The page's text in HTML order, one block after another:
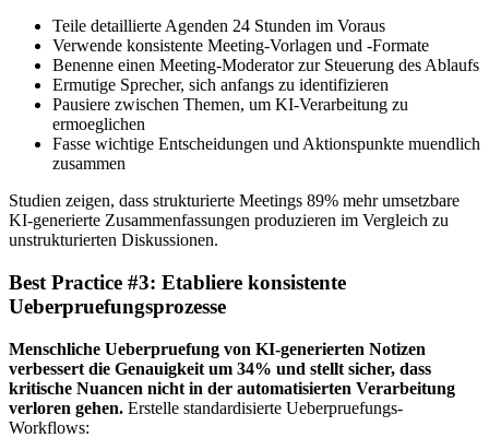
Teile detaillierte Agenden 24 Stunden im Voraus
Verwende konsistente Meeting-Vorlagen und -Formate
Benenne einen Meeting-Moderator zur Steuerung des Ablaufs
Ermutige Sprecher, sich anfangs zu identifizieren
Pausiere zwischen Themen, um KI-Verarbeitung zu
ermoeglichen
Fasse wichtige Entscheidungen und Aktionspunkte muendlich
zusammen
Studien zeigen, dass strukturierte Meetings 89% mehr umsetzbare
KI-generierte Zusammenfassungen produzieren im Vergleich zu
unstrukturierten Diskussionen.
Best Practice #3: Etabliere konsistente
Ueberpruefungsprozesse
Menschliche Ueberpruefung von KI-generierten Notizen
verbessert die Genauigkeit um 34% und stellt sicher, dass
kritische Nuancen nicht in der automatisierten Verarbeitung
verloren gehen. Erstelle standardisierte Ueberpruefungs-
Workflows: